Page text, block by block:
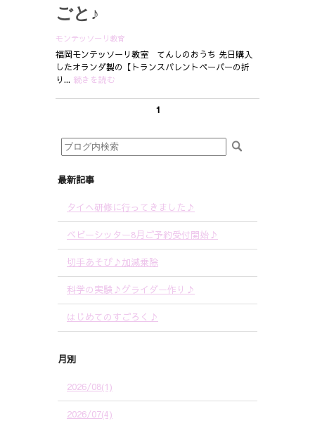
ごと♪
モンテッソーリ教育
福岡モンテッソーリ教室 てんしのおうち 先日購入
したオランダ製の【トランスパレントペーパーの折
り... 続きを読む
1
最新記事
タイへ研修に行ってきました♪
ベビーシッター8月ご予約受付開始♪
切手あそび♪加減乗除
科学の実験♪グライダー作り♪
はじめてのすごろく♪
月別
2026/08(1)
2026/07(4)